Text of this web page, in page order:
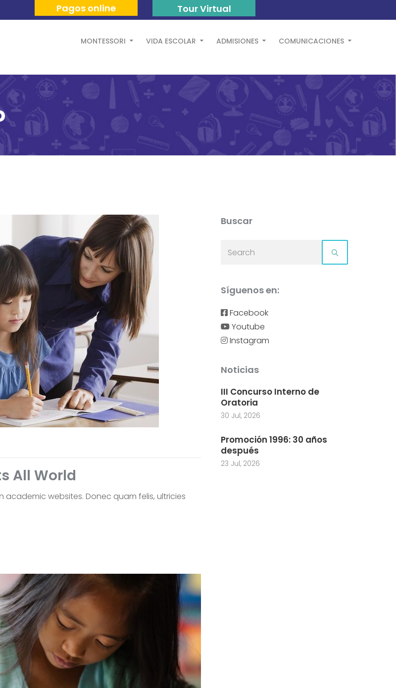
Pagos online Tour Virtual
MONTESSORI VIDA ESCOLAR ADMISIONES COMUNICACIONES
All World
websites. Donec quam felis, ultricies
Buscar
Síguenos en:
Facebook
Youtube
Instagram
Noticias
III Concurso Interno de
Oratoria
30 Jul, 2026
Promoción 1996: 30 años
después
23 Jul, 2026